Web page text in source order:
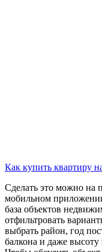
Как купить квартиру
Сделать это можно на
мобильном
база объектов
отфильтровать
выбрать район, год
балкона и даже высоту